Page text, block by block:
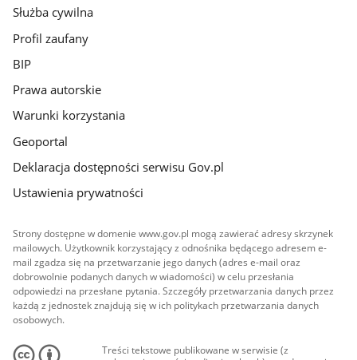
Służba cywilna
Profil zaufany
BIP
Prawa autorskie
Warunki korzystania
Geoportal
Deklaracja dostępności serwisu Gov.pl
Ustawienia prywatności
Strony dostępne w domenie www.gov.pl mogą zawierać adresy skrzynek
mailowych. Użytkownik korzystający z odnośnika będącego adresem e-
mail zgadza się na przetwarzanie jego danych (adres e-mail oraz
dobrowolnie podanych danych w wiadomości) w celu przesłania
odpowiedzi na przesłane pytania. Szczegóły przetwarzania danych przez
każdą z jednostek znajdują się w ich politykach przetwarzania danych
osobowych.
Treści tekstowe publikowane w serwisie (z